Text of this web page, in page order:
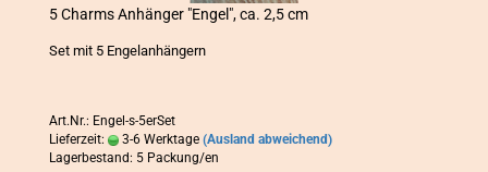
5 Charms An­hän­ger "Engel", ca. 2,5 cm
Set mit 5 En­ge­l­an­hän­gern
Art.Nr.: Engel-s-5erSet
Lieferzeit:
3-6 Werktage (Ausland abweichend)
Lagerbestand: 5 Packung/en